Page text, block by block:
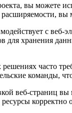
вы можете
вы
с
для хранения
часто
команды,
веб-страниц